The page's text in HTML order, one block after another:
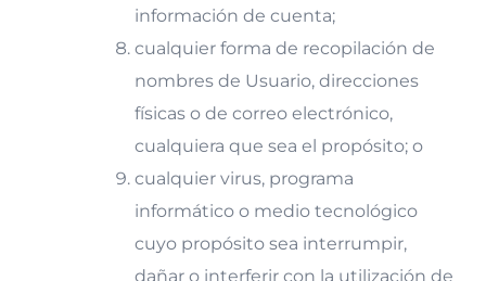
información de cuenta;
cualquier forma de recopilación de
nombres de Usuario, direcciones
físicas o de correo electrónico,
cualquiera que sea el propósito; o
cualquier virus, programa
informático o medio tecnológico
cuyo propósito sea interrumpir,
dañar o interferir con la utilización de